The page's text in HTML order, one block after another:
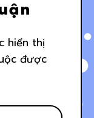
hiển thị
được